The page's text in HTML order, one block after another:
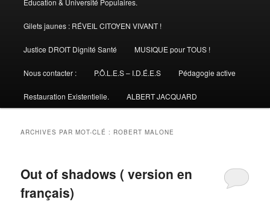
Gilets jaunes : RÉVEIL CITOYEN VIVANT !
Justice DROIT Dignité Santé MUSIQUE pour TOUS !
Nous contacter : P.Ô.L.E.S – I.D.É.E.S Pédagogie active
Restauration Existentielle. ALBERT JACQUARD
ARCHIVES PAR MOT-CLÉ : ROBERT MALONE
Out of shadows ( version en
français)